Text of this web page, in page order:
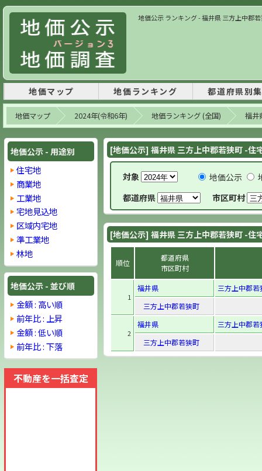
地価公示 ランキング - 福井県 三方上中郡
地価マップ 地価ランキング 都道府県別
地価マップ 2024年(令和6年) 地価ランキング (全国) 福井
地価公示 - 用途別
住宅地
商業地
工業地
宅地見込地
区域内宅地
準工業地
林地
地価公示 - 並び順
金額 : 高い順
前年比 : 上昇
金額 : 低い順
前年比 : 下落
不動産を一括査定
[地価公示] 福井県 三方上中郡若狭町 -住
対象 地価公示
都道府県
市区町村
[地価公示] 福井県 三方上中郡若狭町 -住
順位
都道府県
市区町村
1
福井県
三方上中郡
三方上中郡若狭町
2
福井県
三方上中郡
三方上中郡若狭町